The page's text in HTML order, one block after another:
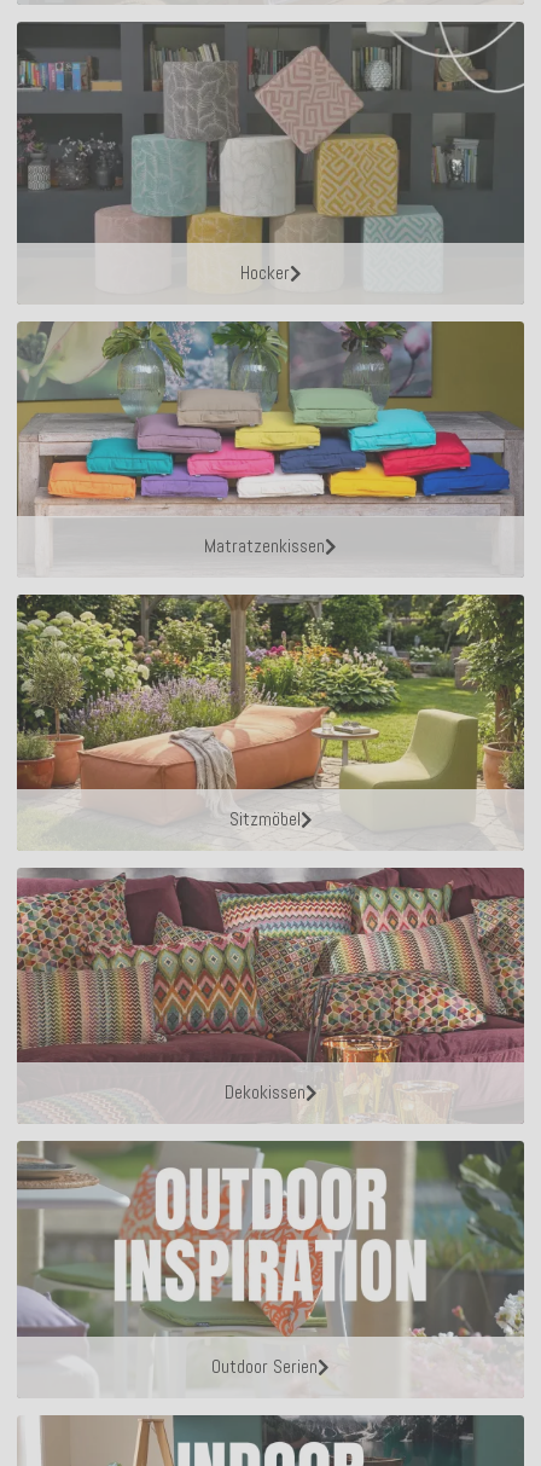
Hocker
Matratzenkissen
Sitzmöbel
Dekokissen
Outdoor Serien